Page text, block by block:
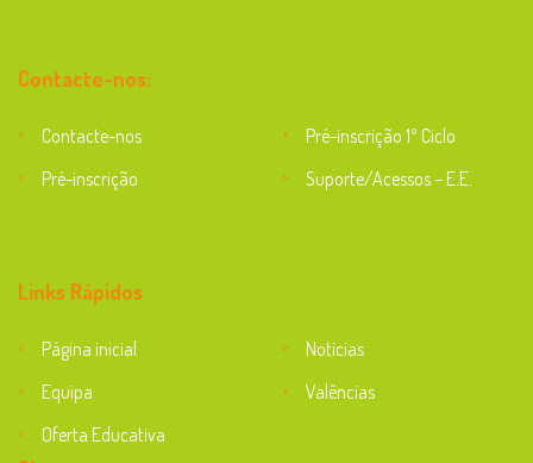
Contacte-nos:
Contacte-nos
Pré-inscrição 1º Ciclo
Pré-inscrição
Suporte/Acessos – E.E.
Links Rápidos
Página inicial
Notícias
Equipa
Valências
Oferta Educativa